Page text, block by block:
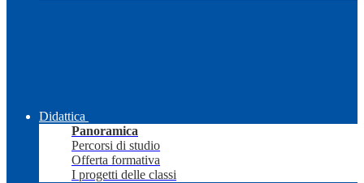
Didattica
Panoramica
Percorsi di studio
Offerta formativa
I progetti delle classi